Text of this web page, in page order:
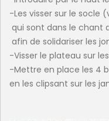
-Les visser sur le socle
qui sont dans le chant
afin de solidariser les
-Visser le plateau sur
-Mettre en place les 4
en les clipsant sur les